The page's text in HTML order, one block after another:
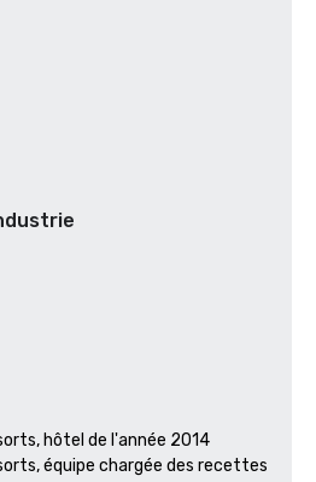
hôtel de l'année 2014
équipe chargée des recettes